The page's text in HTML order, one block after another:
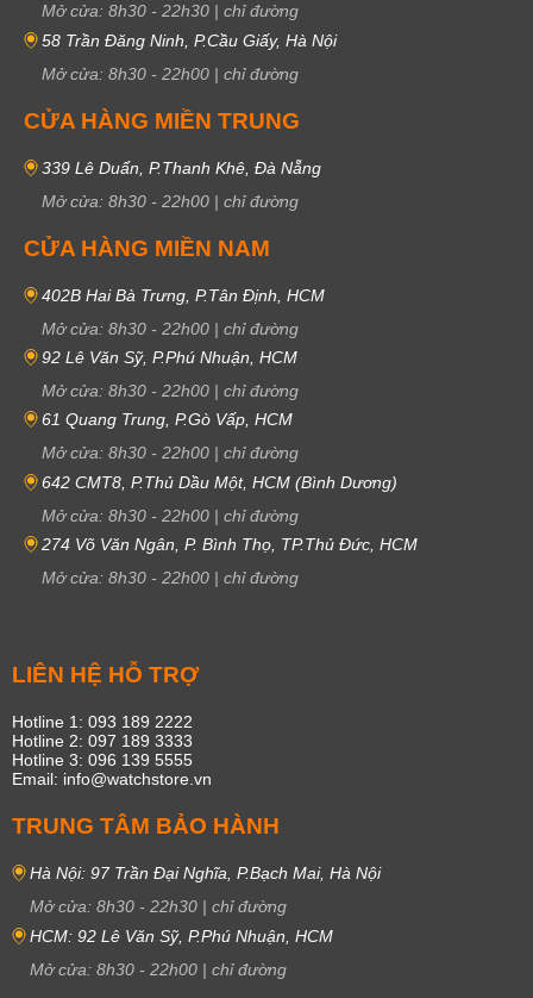
Mở cửa: 8h30 - 22h30 | chỉ đường
58 Trần Đăng Ninh, P.Cầu Giấy, Hà Nội
Mở cửa: 8h30 - 22h00 | chỉ đường
CỬA HÀNG MIỀN TRUNG
339 Lê Duẩn, P.Thanh Khê, Đà Nẵng
Mở cửa: 8h30 - 22h00 | chỉ đường
CỬA HÀNG MIỀN NAM
402B Hai Bà Trưng, P.Tân Định, HCM
Mở cửa: 8h30 - 22h00 | chỉ đường
92 Lê Văn Sỹ, P.Phú Nhuận, HCM
Mở cửa: 8h30 - 22h00 | chỉ đường
61 Quang Trung, P.Gò Vấp, HCM
Mở cửa: 8h30 - 22h00 | chỉ đường
642 CMT8, P.Thủ Dầu Một, HCM (Bình Dương)
Mở cửa: 8h30 - 22h00 | chỉ đường
274 Võ Văn Ngân, P. Bình Thọ, TP.Thủ Đức, HCM
Mở cửa: 8h30 - 22h00 | chỉ đường
LIÊN HỆ HỖ TRỢ
Hotline 1: 093 189 2222
Hotline 2: 097 189 3333
Hotline 3: 096 139 5555
Email: info@watchstore.vn
TRUNG TÂM BẢO HÀNH
Hà Nội: 97 Trần Đại Nghĩa, P.Bạch Mai, Hà Nội
Mở cửa: 8h30 - 22h30 | chỉ đường
HCM: 92 Lê Văn Sỹ, P.Phú Nhuận, HCM
Mở cửa: 8h30 - 22h00 | chỉ đường